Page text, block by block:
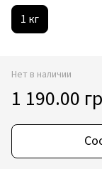
1 кг
Нет в наличии
1 190.00